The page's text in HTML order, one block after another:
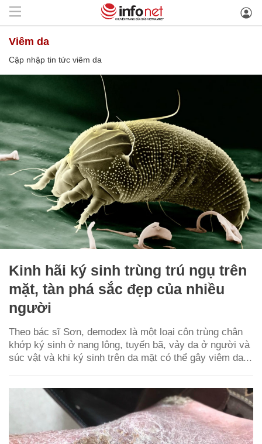
viêm da
Cập nhập tin tức viêm da
Kinh hãi ký sinh trùng trú ngụ trên
mặt, tàn phá sắc đẹp của nhiều
người
Theo bác sĩ Sơn, demodex là một loại côn trùng chân
khớp ký sinh ở nang lông, tuyến bã, vảy da ở người và
súc vật và khi ký sinh trên da mặt có thể gây viêm da...